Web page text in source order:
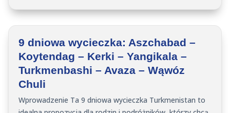
9 dniowa wycieczka: Aszchabad –
Koytendag – Kerki – Yangikala –
Turkmenbashi – Avaza – Wąwóz
Chuli
Wprowadzenie Ta 9 dniowa wycieczka Turkmenistan to